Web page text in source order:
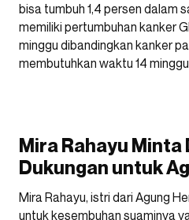
bisa tumbuh 1,4 persen dalam
memiliki pertumbuhan kanker
minggu dibandingkan kanker
membutuhkan waktu 14
Mira Rahayu Minta
Dukungan untuk
Mira Rahayu, istri dari Agung
untuk kesembuhan suaminya